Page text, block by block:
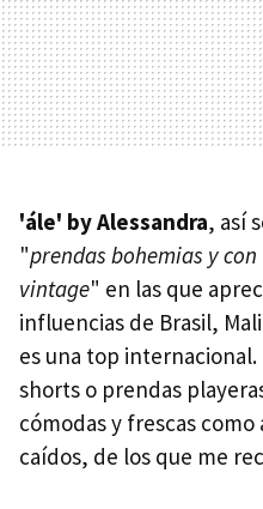
'ále' by Alessandra, así
"prendas bohemias y
vintage" en las que
influencias de Brasil,
es una top
shorts o prendas
cómodas y frescas
caídos, de los que me